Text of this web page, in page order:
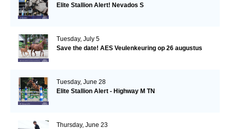
Elite Stallion Alert! Nevados S
Tuesday, July 5
Save the date! AES Veulenkeuring op 26 augustus
Tuesday, June 28
Elite Stallion Alert - Highway M TN
Thursday, June 23